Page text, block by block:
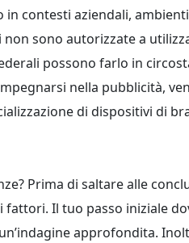
in contesti aziendali,
sono autorizzate a
possono farlo in
nella pubblicità,
di dispositivi di
Prima di saltare alle
Il tuo passo iniziale
approfondita.